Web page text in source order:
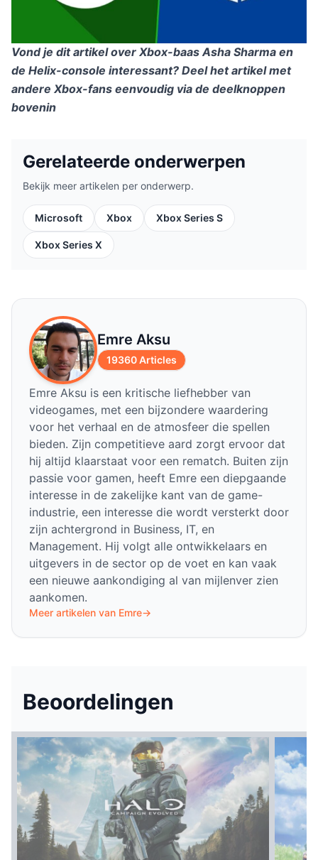
Vond je dit artikel over Xbox-baas Asha Sharma en
de Helix-console interessant? Deel het artikel met
andere Xbox-fans eenvoudig via de deelknoppen
bovenin
Gerelateerde onderwerpen
Bekijk meer artikelen per onderwerp.
Microsoft Xbox Xbox Series S
Xbox Series X
Emre Aksu
19360 Articles
Emre Aksu is een kritische liefhebber van
videogames, met een bijzondere waardering
voor het verhaal en de atmosfeer die spellen
bieden. Zijn competitieve aard zorgt ervoor dat
hij altijd klaarstaat voor een rematch. Buiten zijn
passie voor gamen, heeft Emre een diepgaande
interesse in de zakelijke kant van de game-
industrie, een interesse die wordt versterkt door
zijn achtergrond in Business, IT, en
Management. Hij volgt alle ontwikkelaars en
uitgevers in de sector op de voet en kan vaak
een nieuwe aankondiging al van mijlenver zien
aankomen.
Meer artikelen van Emre→
Beoordelingen